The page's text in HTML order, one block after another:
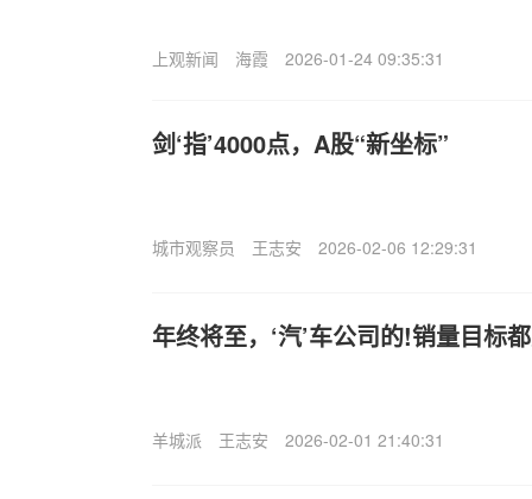
上观新闻 海霞 2026-01-24 09:35:31
剑‘指’4000点，A股“新坐标”
城市观察员 王志安 2026-02-06 12:29:31
年终将至，‘汽’车公司的!销量目标
羊城派 王志安 2026-02-01 21:40:31